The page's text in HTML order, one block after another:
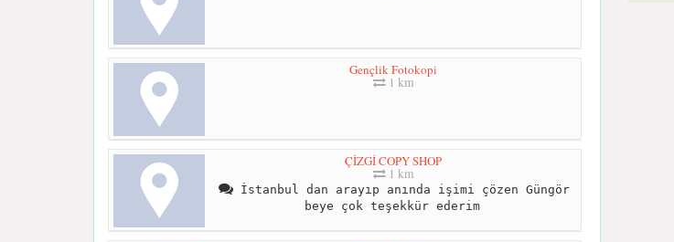
Gençlik Fotokopi
1 km
ÇİZGİ COPY SHOP
1 km
İstanbul dan arayıp anında işimi çözen Güngör
beye çok teşekkür ederim